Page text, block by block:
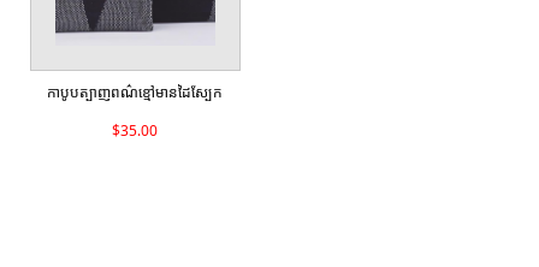
កាបូបត្បាញពណ៌ខ្មៅមានដៃស្បែក
$35.00